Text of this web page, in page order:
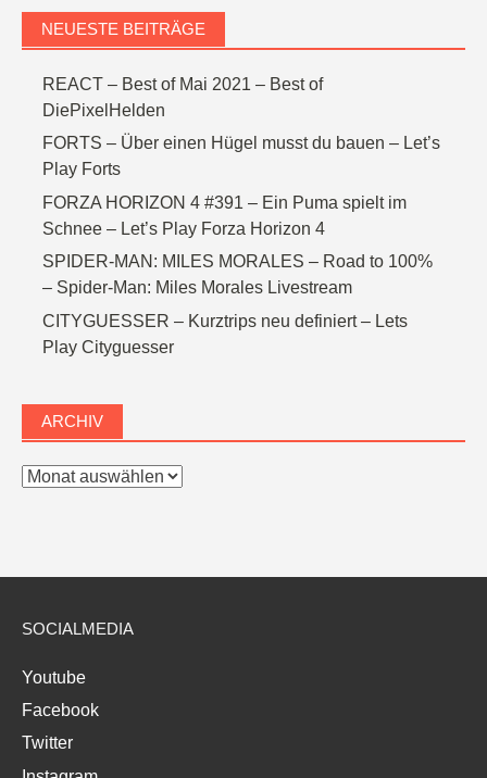
NEUESTE BEITRÄGE
REACT – Best of Mai 2021 – Best of
DiePixelHelden
FORTS – Über einen Hügel musst du bauen – Let’s
Play Forts
FORZA HORIZON 4 #391 – Ein Puma spielt im
Schnee – Let’s Play Forza Horizon 4
SPIDER-MAN: MILES MORALES – Road to 100%
– Spider-Man: Miles Morales Livestream
CITYGUESSER – Kurztrips neu definiert – Lets
Play Cityguesser
ARCHIV
Archiv
SOCIALMEDIA
Youtube
Facebook
Twitter